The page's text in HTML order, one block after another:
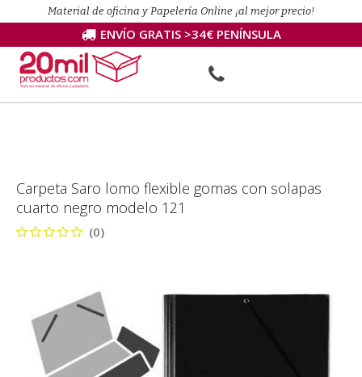
Material de oficina y Papelería Online ¡al mejor precio!
ENVÍO GRATIS >34€ PENÍNSULA
Carpeta Saro lomo flexible gomas con solapas
cuarto negro modelo 121
(0)